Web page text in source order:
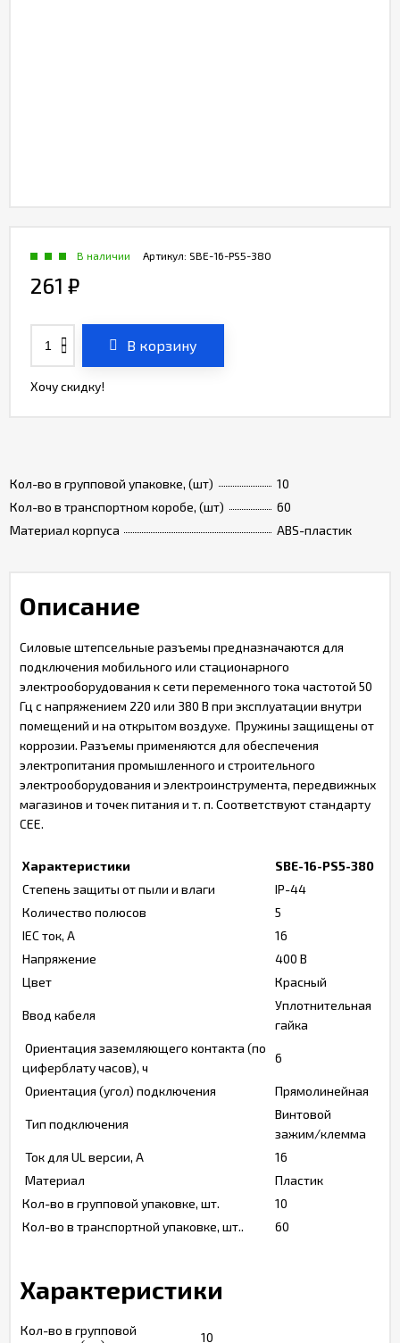
Кол-во в групповой упаковке, (шт)
10
Кол-во в транспортном коробе, (шт)
60
Материал корпуса
ABS-пластик
Артикул: SBE-16-PS5-380
В наличии
261 ₽
В корзину
Хочу скидку!
Описание
Силовые штепсельные разъемы предназначаются для
подключения мобильного или стационарного
электрооборудования к сети переменного тока частотой 50
Гц с напряжением 220 или 380 В при эксплуатации внутри
помещений и на открытом воздухе. Пружины защищены от
коррозии. Разъемы применяются для обеспечения
электропитания промышленного и строительного
электрооборудования и электроинструмента, передвижных
магазинов и точек питания и т. п. Соответствуют стандарту
CEE.
Характеристики
SBE-16-PS5-380
Степень защиты от пыли и влаги
IP-44
Количество полюсов
5
IEC ток, А
16
Напряжение
400 В
Цвет
Красный
Ввод кабеля
Уплотнительная
гайка
Ориентация заземляющего контакта (по
циферблату часов), ч
6
Ориентация (угол) подключения Прямолинейная
Тип подключения
Винтовой
зажим/клемма
Ток для UL версии, А
16
Материал
Пластик
Кол-во в групповой упаковке, шт.
10
Кол-во в транспортной упаковке, шт..
60
Характеристики
Кол-во в групповой
10